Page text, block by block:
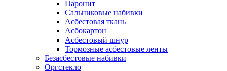
Паронит
Сальниковые набивки
Асбестовая ткань
Асбокартон
Асбестовый шнур
Тормозные асбестовые ленты
Безасбестовые набивки
Оргстекло